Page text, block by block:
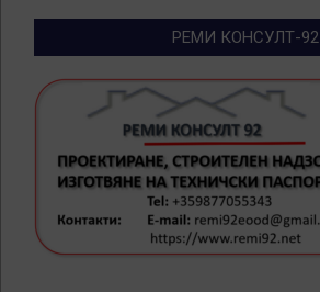
РЕМИ КОНСУЛТ-92